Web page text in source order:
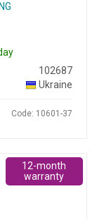
102687
Ukraine
Code: 10601-37
12-month
warranty